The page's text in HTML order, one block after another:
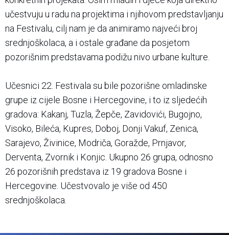
učestvuju u radu na projektima i njihovom predstavljanju
na Festivalu, cilj nam je da animiramo najveći broj
srednjoškolaca, a i ostale građane da posjetom
pozorišnim predstavama podižu nivo urbane kulture.
Učesnici 22. Festivala su bile pozorišne omladinske
grupe iz cijele Bosne i Hercegovine, i to iz sljedećih
gradova: Kakanj, Tuzla, Žepče, Zavidovići, Bugojno,
Visoko, Bileća, Kupres, Doboj, Donji Vakuf, Zenica,
Sarajevo, Živinice, Modriča, Goražde, Prnjavor,
Derventa, Zvornik i Konjic. Ukupno 26 grupa, odnosno
26 pozorišnih predstava iz 19 gradova Bosne i
Hercegovine. Učestvovalo je više od 450
srednjoškolaca.